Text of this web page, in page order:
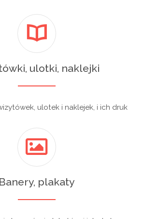
ulotki, naklejki
ulotek i naklejek, i ich druk
Banery, plakaty